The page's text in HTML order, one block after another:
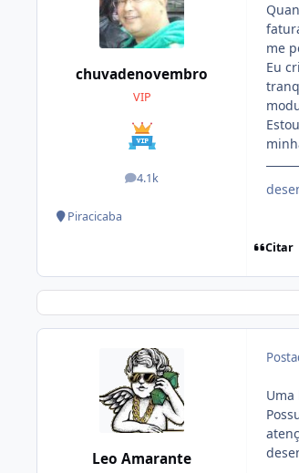
chuvadenovembro
VIP
4.1k
posts
Piracicaba
me
Eu
Citar
Leo Amarante
Uma